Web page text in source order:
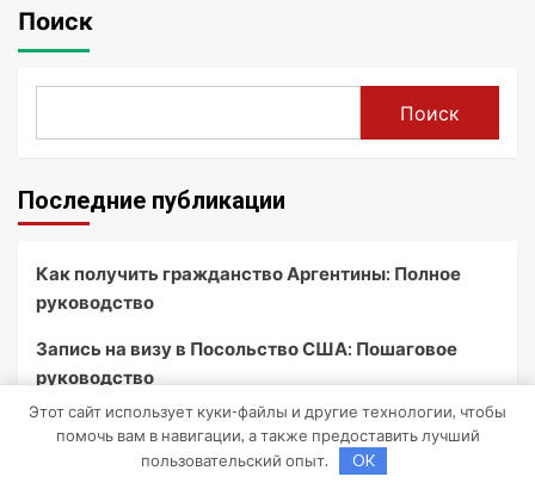
Поиск
Поиск
Последние публикации
Как получить гражданство Аргентины: Полное
руководство
Запись на визу в Посольство США: Пошаговое
руководство
Экскурсии в Сочи: Путешествие в сердце
Черноморского курорта
Этот сайт использует куки-файлы и другие технологии, чтобы
помочь вам в навигации, а также предоставить лучший
пользовательский опыт.
OK